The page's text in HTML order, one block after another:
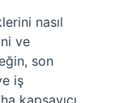
nasıl
ve
son
iş
kapsayıcı